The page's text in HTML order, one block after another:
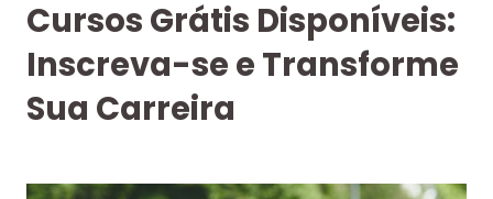
Cursos Grátis Disponíveis:
Inscreva-se e Transforme
Sua Carreira